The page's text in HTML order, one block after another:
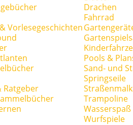
Vorlesegeschichten
Ratgeber
Drachen
Fahrrad
Pools &
Sand- und
Springseile
Trampoline
Wasserspaß
Wurfspiele